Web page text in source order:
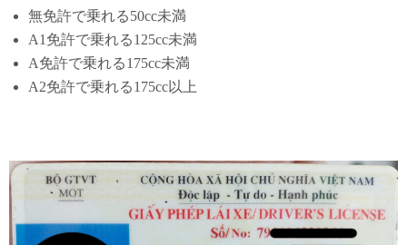
無免許で乗れる50cc未満
A1免許で乗れる125cc未満
A免許で乗れる175cc未満
A2免許で乗れる175cc以上